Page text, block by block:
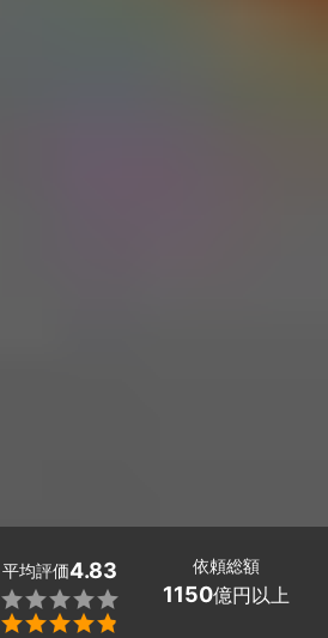
平均評価4.83


依頼総額
1150億円以上